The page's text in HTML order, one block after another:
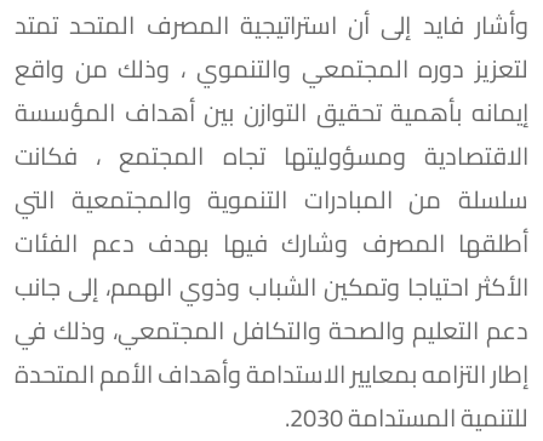
وأشار فايد إلى أن استراتيجية المصرف المتحد تمتد
لتعزيز دوره المجتمعي والتنموي ، وذلك من واقع
إيمانه بأهمية تحقيق التوازن بين أهداف المؤسسة
الاقتصادية ومسؤوليتها تجاه المجتمع ، فكانت
سلسلة من المبادرات التنموية والمجتمعية التي
أطلقها المصرف وشارك فيها بهدف دعم الفئات
الأكثر احتياجا وتمكين الشباب وذوي الهمم، إلى جانب
دعم التعليم والصحة والتكافل المجتمعي، وذلك في
إطار التزامه بمعايير الاستدامة وأهداف الأمم المتحدة
للتنمية المستدامة 2030.